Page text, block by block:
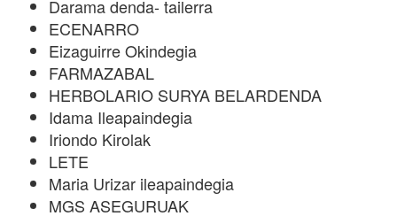
Darama denda- tailerra
ECENARRO
Eizaguirre Okindegia
FARMAZABAL
HERBOLARIO SURYA BELARDENDA
Idama Ileapaindegia
Iriondo Kirolak
LETE
Maria Urizar ileapaindegia
MGS ASEGURUAK